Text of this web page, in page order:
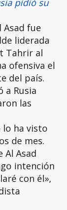
pidió su
Asad fue
liderada
Tahrir al
ofensiva el
del país.
a Rusia
las
lo ha visto
de mes.
Al Asad
intención
con él»,